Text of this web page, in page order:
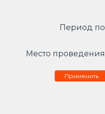
Период
Место